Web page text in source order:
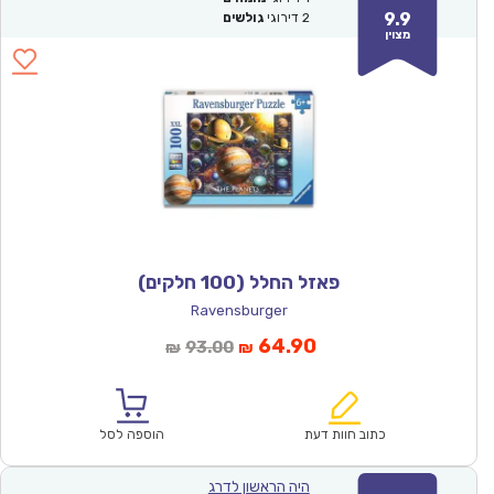
9.9
מצוין
2 דירוגי גולשים
פאזל החלל (100 חלקים)
Ravensburger
₪ 93.00המחיר
₪93.00.
₪ 64.90המחיר
הוא:
כתוב חוות דעת הוספה לסל
היה הראשון לדרג